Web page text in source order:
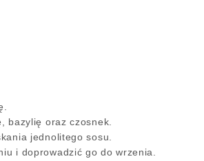
bazylię oraz czosnek.
jednolitego sosu.
i doprowadzić go do wrzenia.